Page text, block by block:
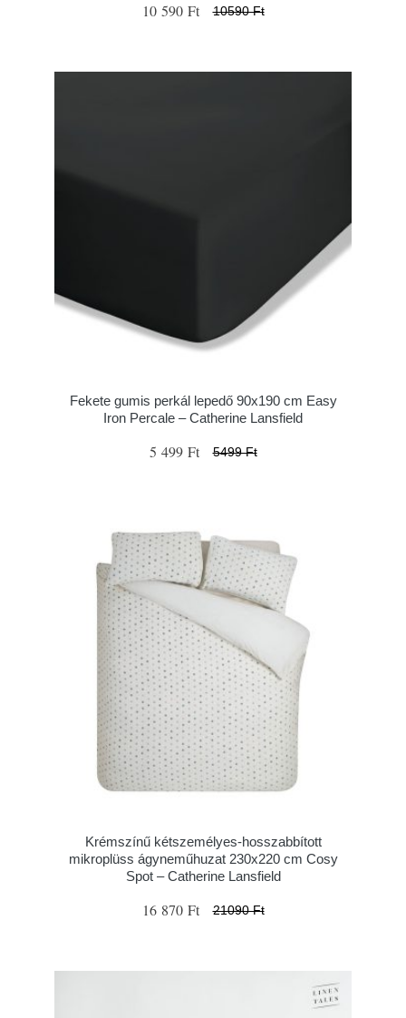
10 590 Ft 10590 Ft
Fekete gumis perkál lepedő 90x190 cm Easy
Iron Percale – Catherine Lansfield
5 499 Ft 5499 Ft
Krémszínű kétszemélyes-hosszabbított
mikroplüss ágyneműhuzat 230x220 cm Cosy
Spot – Catherine Lansfield
16 870 Ft 21090 Ft